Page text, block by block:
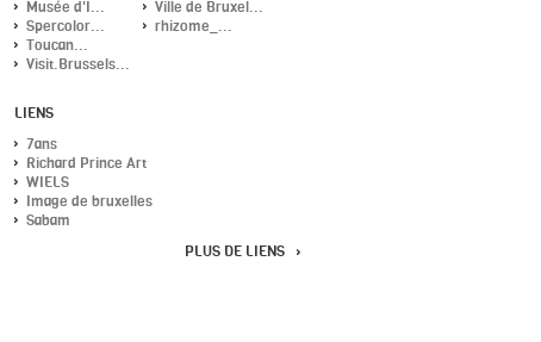
Musée d'I...
Spercolor...
Toucan...
Visit.Brussels...
Ville de Bruxel...
rhizome_...
LIENS
7ans
Richard Prince Art
WIELS
Image de bruxelles
Sabam
PLUS DE LIENS